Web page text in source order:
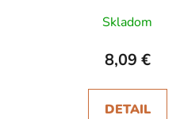
Skladom
8,09 €
DETAIL